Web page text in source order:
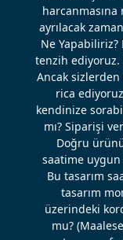
ayrılacak
Ne
tenzih
Ancak sizlerden
rica
kendinize
mı? Siparişi
Doğru
saatime
Bu tasarım
tasarım
üzerindeki
mu?